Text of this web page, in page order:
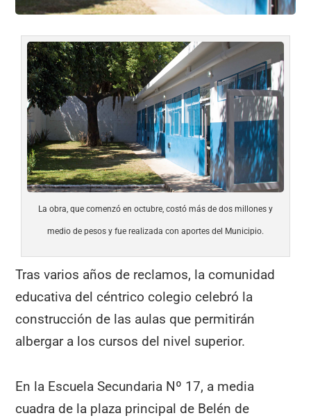
La obra, que comenzó en octubre, costó más de dos millones y
medio de pesos y fue realizada con aportes del Municipio.
Tras varios años de reclamos, la comunidad
educativa del céntrico colegio celebró la
construcción de las aulas que permitirán
albergar a los cursos del nivel superior.
En la Escuela Secundaria Nº 17, a media
cuadra de la plaza principal de Belén de